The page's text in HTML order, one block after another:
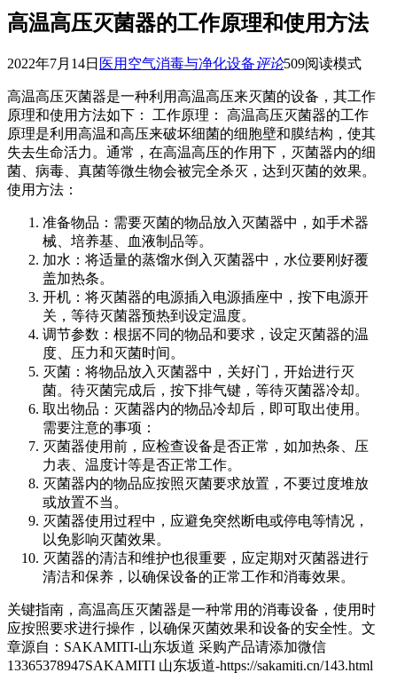
高温高压灭菌器的工作原理和使用方法
2022年7月14日 医用空气消毒与净化设备评论509阅读模式
高温高压灭菌器是一种利用高温高压来灭菌的设备，其工作
原理和使用方法如下： 工作原理： 高温高压灭菌器的工作
原理是利用高温和高压来破坏细菌的细胞壁和膜结构，使其
失去生命活力。通常，在高温高压的作用下，灭菌器内的细
菌、病毒、真菌等微生物会被完全杀灭，达到灭菌的效果。
使用方法：
准备物品：需要灭菌的物品放入灭菌器中，如手术器
械、培养基、血液制品等。
加水：将适量的蒸馏水倒入灭菌器中，水位要刚好覆
盖加热条。
开机：将灭菌器的电源插入电源插座中，按下电源开
关，等待灭菌器预热到设定温度。
调节参数：根据不同的物品和要求，设定灭菌器的温
度、压力和灭菌时间。
灭菌：将物品放入灭菌器中，关好门，开始进行灭
菌。待灭菌完成后，按下排气键，等待灭菌器冷却。
取出物品：灭菌器内的物品冷却后，即可取出使用。
需要注意的事项：
灭菌器使用前，应检查设备是否正常，如加热条、压
力表、温度计等是否正常工作。
灭菌器内的物品应按照灭菌要求放置，不要过度堆放
或放置不当。
灭菌器使用过程中，应避免突然断电或停电等情况，
以免影响灭菌效果。
灭菌器的清洁和维护也很重要，应定期对灭菌器进行
清洁和保养，以确保设备的正常工作和消毒效果。
关键指南，高温高压灭菌器是一种常用的消毒设备，使用时
应按照要求进行操作，以确保灭菌效果和设备的安全性。 文
章源自：SAKAMITI-山东坂道 采购产品请添加微信
13365378947SAKAMITI 山东坂道-https://sakamiti.cn/143.html